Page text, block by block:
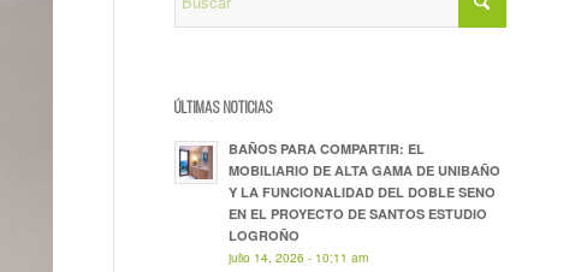
ÚLTIMAS NOTICIAS
BAÑOS PARA COMPARTIR: EL
MOBILIARIO DE ALTA GAMA DE UNIBAÑO
Y LA FUNCIONALIDAD DEL DOBLE SENO
EN EL PROYECTO DE SANTOS ESTUDIO
LOGROÑO
julio 14, 2026 - 10:11 am